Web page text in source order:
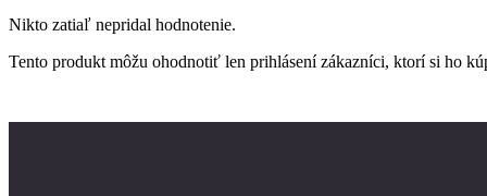
Nikto zatiaľ nepridal hodnotenie.
Tento produkt môžu ohodnotiť len prihlásení zákazníci, ktorí si ho